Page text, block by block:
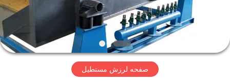
درباره
تور
صفحه لرزش مستطیل